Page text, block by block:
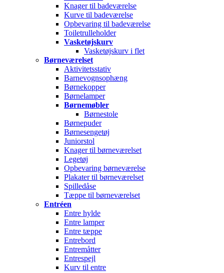
Knager til badeværelse
Kurve til badeværelse
Opbevaring til badeværelse
Toiletrulleholder
Vasketøjskurv
Vasketøjskurv i flet
Børneværelset
Aktivitetsstativ
Barnevognsophæng
Børnekopper
Børnelamper
Børnemøbler
Børnestole
Børnepuder
Børnesengetøj
Juniorstol
Knager til børneværelset
Legetøj
Opbevaring børneværelse
Plakater til børneværelset
Spilledåse
Tæppe til børneværelset
Entréen
Entre hylde
Entre lamper
Entre tæppe
Entrebord
Entremåtter
Entrespejl
Kurv til entre